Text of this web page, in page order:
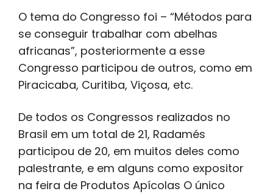
O tema do Congresso foi – “Métodos para
se conseguir trabalhar com abelhas
africanas”, posteriormente a esse
Congresso participou de outros, como em
Piracicaba, Curitiba, Viçosa, etc.
De todos os Congressos realizados no
Brasil em um total de 21, Radamés
participou de 20, em muitos deles como
palestrante, e em alguns como expositor
na feira de Produtos Apícolas O único